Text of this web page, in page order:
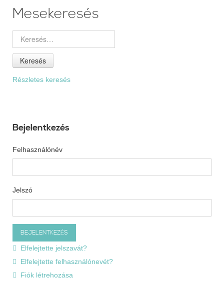
Mesekeresés
Keresés
Részletes keresés
Bejelentkezés
Felhasználónév
Jelszó
Elfelejtette jelszavát?
Elfelejtette felhasználónevét?
Fiók létrehozása